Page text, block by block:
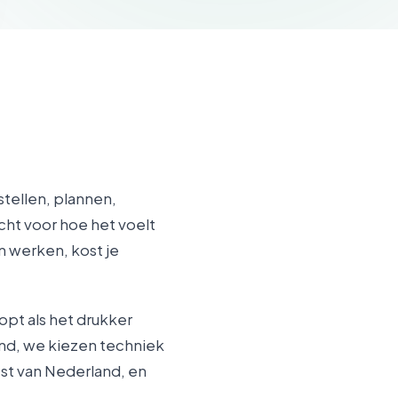
plannen,
voor hoe het voelt
werken, kost je
als het drukker
we kiezen techniek
van Nederland, en